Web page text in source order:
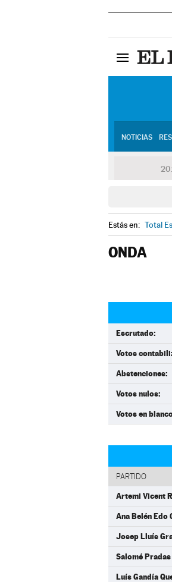
NOTICIAS
Estás en: Total
ONDA
Escrutado:
Votos
Abstenciones:
Votos nulos:
Votos en
PARTIDO
Artemi Vicent
Ana Belén Edo
Josep Lluís
Salomé Pradas
Luís Gandía